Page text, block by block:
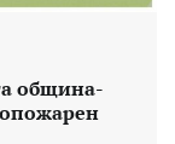
община-